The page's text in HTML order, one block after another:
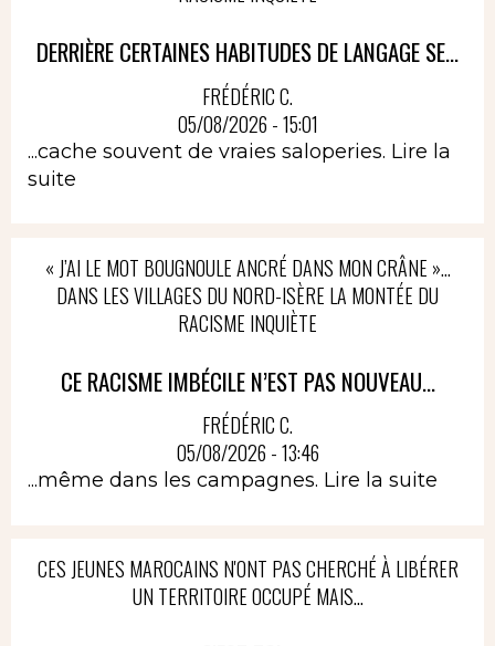
DERRIÈRE CERTAINES HABITUDES DE LANGAGE SE...
FRÉDÉRIC C.
05/08/2026 - 15:01
...cache souvent de vraies saloperies. Lire la
suite
« J’AI LE MOT BOUGNOULE ANCRÉ DANS MON CRÂNE »…
DANS LES VILLAGES DU NORD-ISÈRE LA MONTÉE DU
RACISME INQUIÈTE
CE RACISME IMBÉCILE N’EST PAS NOUVEAU...
FRÉDÉRIC C.
05/08/2026 - 13:46
...même dans les campagnes. Lire la suite
CES JEUNES MAROCAINS N'ONT PAS CHERCHÉ À LIBÉRER
UN TERRITOIRE OCCUPÉ MAIS...